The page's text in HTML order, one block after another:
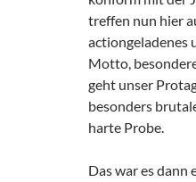
treffen nun hier
actiongeladenes
Motto,
geht unser
besonders
harte Probe.
Das war es dann